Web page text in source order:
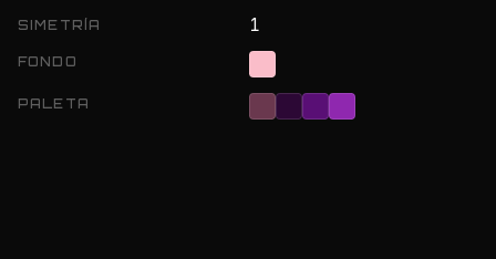
SIMETRÍA 1
FONDO
PALETA